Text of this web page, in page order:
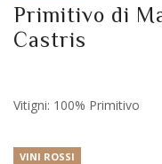
Primitivo di
Castris
Vitigni: 100% Primitivo
VINI ROSSI